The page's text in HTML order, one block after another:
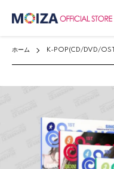
ホーム K-POP(CD/DVD/